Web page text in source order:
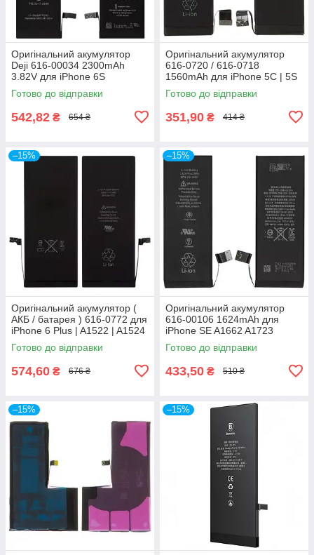
Оригінальний акумулятор
Deji 616-00034 2300mAh
3.82V для iPhone 6S
1715mAh A1633 / A1688 /
A1691 / A1700
Готово до відправки
542,82 ₴ 654 ₴
Оригінальний акумулятор
616-0720 / 616-0718
1560mAh для iPhone 5C | 5S
A1453 A1457 A1518 A1528
original IC
Готово до відправки
351,90 ₴ 414 ₴
–15%
Оригінальний акумулятор (
АКБ / батарея ) 616-0772 для
iPhone 6 Plus | A1522 | A1524
2915mAh
Готово до відправки
574,60 ₴ 676 ₴
–15%
Оригінальний акумулятор
616-00106 1624mAh для
iPhone SE A1662 A1723
A1724 original IC
Готово до відправки
433,50 ₴ 510 ₴
–15% –15%